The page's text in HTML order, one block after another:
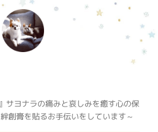
サヨナラの痛みと哀しみを癒す心の保
創膏を貼るお手伝いをしています～